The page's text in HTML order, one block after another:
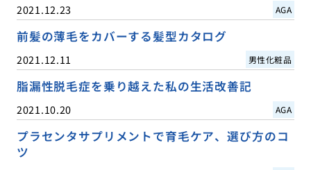
2021.12.23 AGA
前髪の薄毛をカバーする髪型カタログ
2021.12.11 男性化粧品
脂漏性脱毛症を乗り越えた私の生活改善記
2021.10.20 AGA
プラセンタサプリメントで育毛ケア、選び方のコ
ツ